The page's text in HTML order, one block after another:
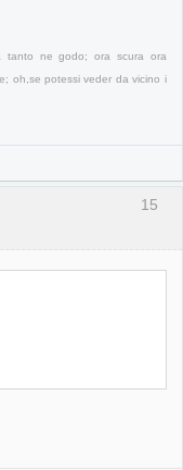
tanto ne godo; ora scura ora
oh,se potessi veder da vicino i
15